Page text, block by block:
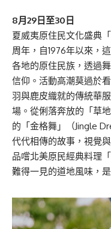
8月29日至30日
夏威夷原住民文化盛典
周年，自1976年以來，
各地的原住民族，透過
信仰。活動高潮莫過於
羽與鹿皮織就的傳統華
場。從俐落奔放的「草
的「金格舞」（Jingle
代代相傳的故事，視覺
品嚐北美原民經典料理
難得一見的道地風味，